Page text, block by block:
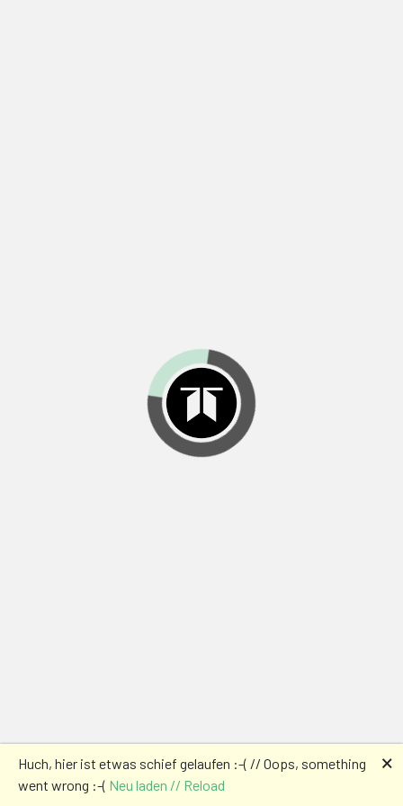
Huch, hier ist etwas schief gelaufen :-( // Oops, something
went wrong :-( Neu laden // Reload
🗙